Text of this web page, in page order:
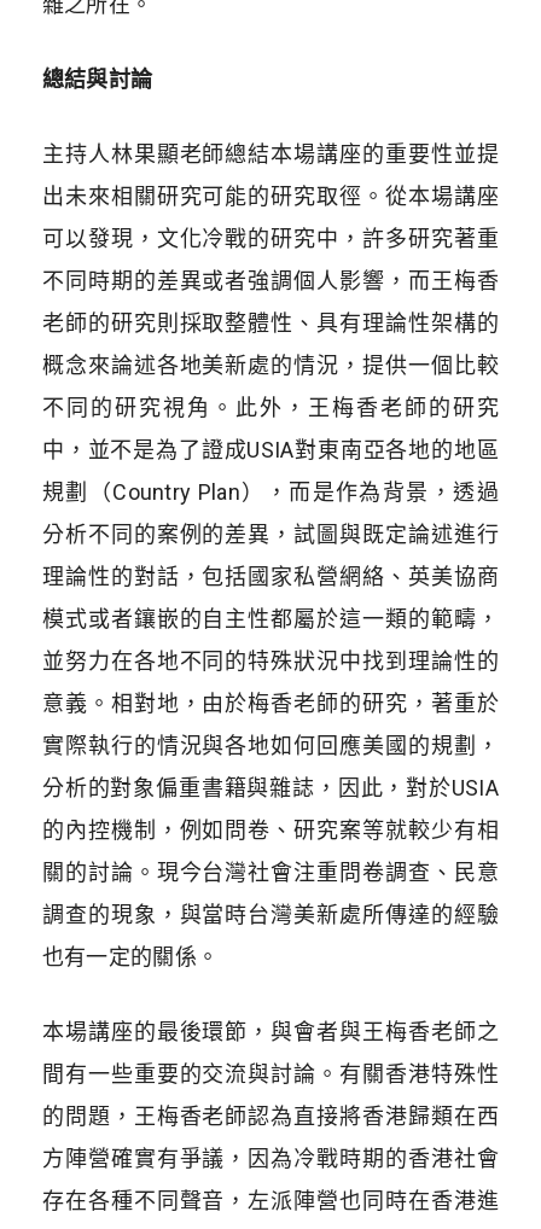
總結與討論
主持人林果顯老師總結本場講座的重要性並提
出未來相關研究可能的研究取徑。從本場講座
可以發現，文化冷戰的研究中，許多研究著重
不同時期的差異或者強調個人影響，而王梅香
老師的研究則採取整體性、具有理論性架構的
概念來論述各地美新處的情況，提供一個比較
不同的研究視角。此外，王梅香老師的研究
中，並不是為了證成USIA對東南亞各地的地區
規劃（Country Plan），而是作為背景，透過
分析不同的案例的差異，試圖與既定論述進行
理論性的對話，包括國家私營網絡、英美協商
模式或者鑲嵌的自主性都屬於這一類的範疇，
並努力在各地不同的特殊狀況中找到理論性的
意義。相對地，由於梅香老師的研究，著重於
實際執行的情況與各地如何回應美國的規劃，
分析的對象偏重書籍與雜誌，因此，對於USIA
的內控機制，例如問卷、研究案等就較少有相
關的討論。現今台灣社會注重問卷調查、民意
調查的現象，與當時台灣美新處所傳達的經驗
也有一定的關係。
本場講座的最後環節，與會者與王梅香老師之
間有一些重要的交流與討論。有關香港特殊性
的問題，王梅香老師認為直接將香港歸類在西
方陣營確實有爭議，因為冷戰時期的香港社會
存在各種不同聲音，左派陣營也同時在香港進